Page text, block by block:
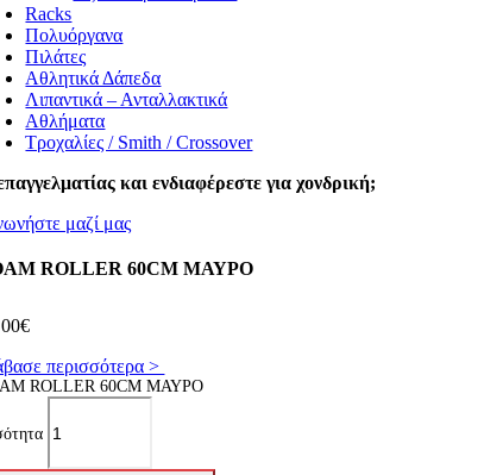
Racks
Πολυόργανα
Πιλάτες
Αθλητικά Δάπεδα
Λιπαντικά – Ανταλλακτικά
Αθλήματα
Τροχαλίες / Smith / Crossover
και ενδιαφέρεστε για χονδρική;
μαζί μας
ROLLER 60CM ΜΑΥΡΟ
€
περισσότερα >
ROLLER 60CM ΜΑΥΡΟ